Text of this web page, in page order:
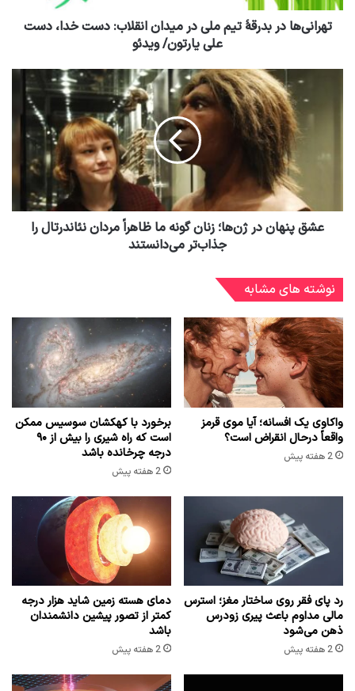
تهرانی‌ها در بدرقۀ تیم ملی در میدان انقلاب: دست خدا، دست
علی یارتون/ ویدئو
عشق پنهان در ژن‌ها؛ زنان گونه ما ظاهراً مردان نئاندرتال را
جذاب‌تر می‌دانستند
نوشته های مشابه
واکاوی یک افسانه؛ آیا موی قرمز
واقعاً درحال انقراض است؟
2 هفته پیش
برخورد با کهکشان سوسیس ممکن
است که راه شیری را بیش از ۹۰
درجه چرخانده باشد
2 هفته پیش
رد پای فقر روی ساختار مغز؛ استرس
مالی مداوم باعث پیری زودرس
ذهن می‌شود
2 هفته پیش
دمای هسته زمین شاید هزار درجه
کمتر از تصور پیشین دانشمندان
باشد
2 هفته پیش